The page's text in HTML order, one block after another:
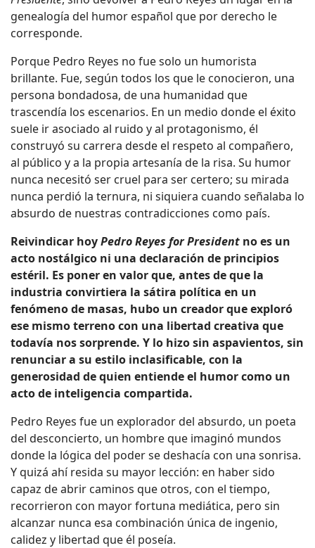
genealogía del humor español que por derecho le
corresponde.
Porque Pedro Reyes no fue solo un humorista
brillante. Fue, según todos los que le conocieron, una
persona bondadosa, de una humanidad que
trascendía los escenarios. En un medio donde el éxito
suele ir asociado al ruido y al protagonismo, él
construyó su carrera desde el respeto al compañero,
al público y a la propia artesanía de la risa. Su humor
nunca necesitó ser cruel para ser certero; su mirada
nunca perdió la ternura, ni siquiera cuando señalaba lo
absurdo de nuestras contradicciones como país.
Reivindicar hoyPedro Reyes for President no es un
acto nostálgico ni una declaración de principios
estéril. Es poner en valor que, antes de que la
industria convirtiera la sátira política en un
fenómeno de masas, hubo un creador que exploró
ese mismo terreno con una libertad creativa que
todavía nos sorprende. Y lo hizo sin aspavientos, sin
renunciar a su estilo inclasificable, con la
generosidad de quien entiende el humor como un
acto de inteligencia compartida.
Pedro Reyes fue un explorador del absurdo, un poeta
del desconcierto, un hombre que imaginó mundos
donde la lógica del poder se deshacía con una sonrisa.
Y quizá ahí resida su mayor lección: en haber sido
capaz de abrir caminos que otros, con el tiempo,
recorrieron con mayor fortuna mediática, pero sin
alcanzar nunca esa combinación única de ingenio,
calidez y libertad que él poseía.